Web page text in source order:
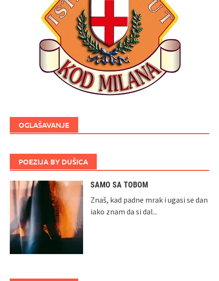
OGLAŠAVANJE
POEZIJA BY DUŠICA
SAMO SA TOBOM
Znaš, kad padne mrak i ugasi se dan
iako znam da si dal...